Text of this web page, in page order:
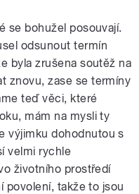
se bohužel posouvají.
odsunout termín
byla zrušena soutěž na
znovu, zase se termíny
teď věci, které
mám na mysli ty
výjimku dohodnutou s
velmi rychle
životního prostředí
povolení, takže to jsou